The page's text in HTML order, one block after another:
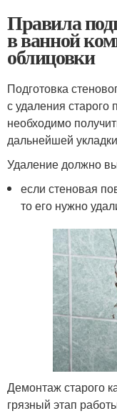
Правила
в ванной
облицовки
Подготовка
с удаления старого
необходимо
дальнейшей
Удаление должно
если стеновая
то его нужно
Демонтаж старого
грязный этап